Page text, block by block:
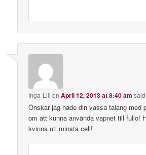
Inga-Lill onApril 12, 2013 at 8:40 am
Önskar jag hade din vassa talang med
om att kunna använda vapnet till fullo!
kvinna uti minsta cell!